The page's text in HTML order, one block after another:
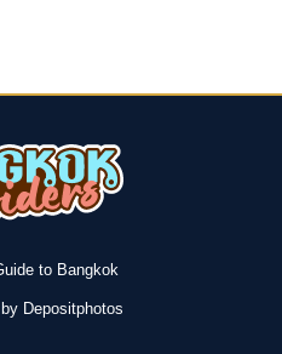
to Bangkok
Depositphotos